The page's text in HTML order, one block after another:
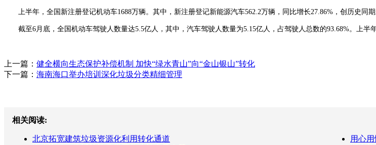
上半年，全国新注册登记机动车1688万辆。其中，新注册登记新能源汽车562.2万辆，同比增长27.86%，创历史同期
截至6月底，全国机动车驾驶人数量达5.5亿人，其中，汽车驾驶人数量为5.15亿人，占驾驶人总数的93.68%。上半年
上一篇： 健全横向生态保护补偿机制 加快“绿水青山”向“金山银山”转化
下一篇： 海南海口举办培训深化垃圾分类精细管理
相关阅读:
北京拓宽建筑垃圾资源化利用转化通道
用心